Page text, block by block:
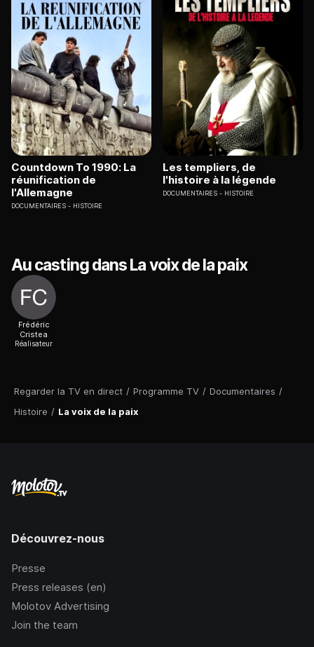
Regarder la TV en direct / Programme TV / Documentaires /
Histoire / La voix de la paix
Countdown To 1990: La
réunification de
l'Allemagne
DOCUMENTAIRES HISTOIRE
Les templiers, de
l'histoire à la légende
DOCUMENTAIRES HISTOIRE
Au casting dans La voix de la paix
Frédéric
Cristea
Réalisateur
Découvrez-nous
Presse
Press releases (en)
Molotov Advertising
Join the team